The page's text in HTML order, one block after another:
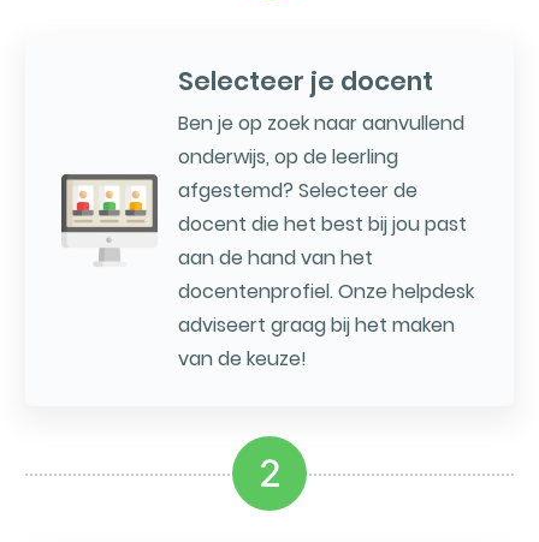
Selecteer je docent
Ben je op zoek naar aanvullend
onderwijs, op de leerling
afgestemd? Selecteer de
docent die het best bij jou past
aan de hand van het
docentenprofiel. Onze helpdesk
adviseert graag bij het maken
van de keuze!
2